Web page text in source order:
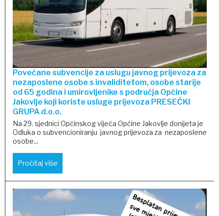
Povećane subvencije za uslugu javnog prijevoza za
nezaposlene osobe s invaliditetom, osobe starije
od 65 godina i umirovljenike s područja Općine
Jakovlje koji koriste usluge prijevoza PRESEČKI
GRUPA d.o.o.
Na 29. sjednici Općinskog vijeća Općine Jakovlje donijeta je
Odluka o subvencioniranju javnog prijevoza za nezaposlene
osobe...
Pročitaj više